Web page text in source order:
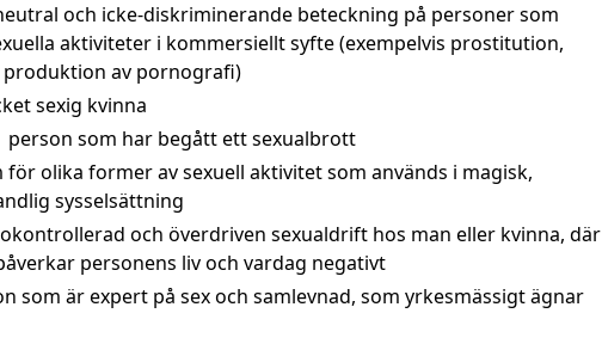
och icke-diskriminerande beteckning på personer som
aktiviteter i kommersiellt syfte (exempelvis prostitution,
av pornografi)
sexig kvinna
person som har begått ett sexualbrott
för olika former av sexuell aktivitet som används i magisk,
sysselsättning
okontrollerad och överdriven sexualdrift hos man eller kvinna, där
personens liv och vardag negativt
som är expert på sex och samlevnad, som yrkesmässigt ägnar